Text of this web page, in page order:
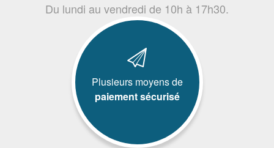
Du lundi au vendredi de 10h à 17h30.
Plusieurs moyens de
paiement sécurisé